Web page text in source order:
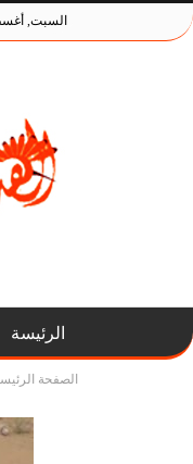
السبت, أغسطس
الرئيسة
الصفحة